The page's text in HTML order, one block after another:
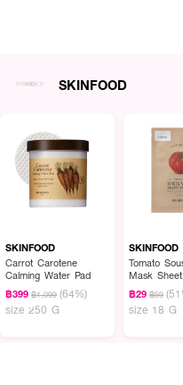
ผลลัพธ์ที่ได้ :
SKINFOOD Black Sugar Mask
โฮมเมด ผสานอนุภาคน้ำตาลทราย
พร้อมบำรุงและเติมความชุ่มชื้นให้ผิว
· มาสก์สครับผิวน้ำตาลทรายดำสูตรโฮ
· ช่วยขจัดเซลล์ผิวเก่าอย่างมีประสิทธิ
SKINFOOD
SKINFOOD
Carrot Carotene
Calming Water Pad
฿399 ฿1,099 (64%)
size 250 G
SKINFOOD
Tomato
Mask Sheet
฿29 ฿59
size 18 G